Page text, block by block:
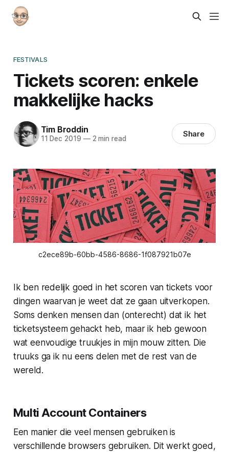
FESTIVALS
Tickets scoren: enkele
makkelijke hacks
Tim Broddin
11 Dec 2019 —2 min read Share
c2ece89b-60bb-4586-8686-1f087921b07e
Ik ben redelijk goed in het scoren van tickets voor
dingen waarvan je weet dat ze gaan uitverkopen.
Soms denken mensen dan (onterecht) dat ik het
ticketsysteem gehackt heb, maar ik heb gewoon
wat eenvoudige truukjes in mijn mouw zitten. Die
truuks ga ik nu eens delen met de rest van de
wereld.
Multi Account Containers
Een manier die veel mensen gebruiken is
verschillende browsers gebruiken. Dit werkt goed,